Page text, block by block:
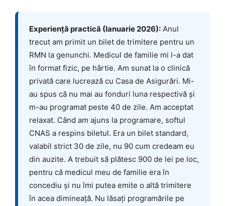
Experiență practică (Ianuarie 2026): Anul
trecut am primit un bilet de trimitere pentru un
RMN la genunchi. Medicul de familie mi l-a dat
în format fizic, pe hârtie. Am sunat la o clinică
privată care lucrează cu Casa de Asigurări. Mi-
au spus că nu mai au fonduri luna respectivă și
m-au programat peste 40 de zile. Am acceptat
relaxat. Când am ajuns la programare, softul
CNAS a respins biletul. Era un bilet standard,
valabil strict 30 de zile, nu 90 cum credeam eu
din auzite. A trebuit să plătesc 900 de lei pe loc,
pentru că medicul meu de familie era în
concediu și nu îmi putea emite o altă trimitere
în acea dimineață. Nu lăsați programările pe